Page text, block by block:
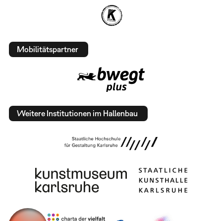
Mobilitätspartner
Weitere Institutionen im Hallenbau